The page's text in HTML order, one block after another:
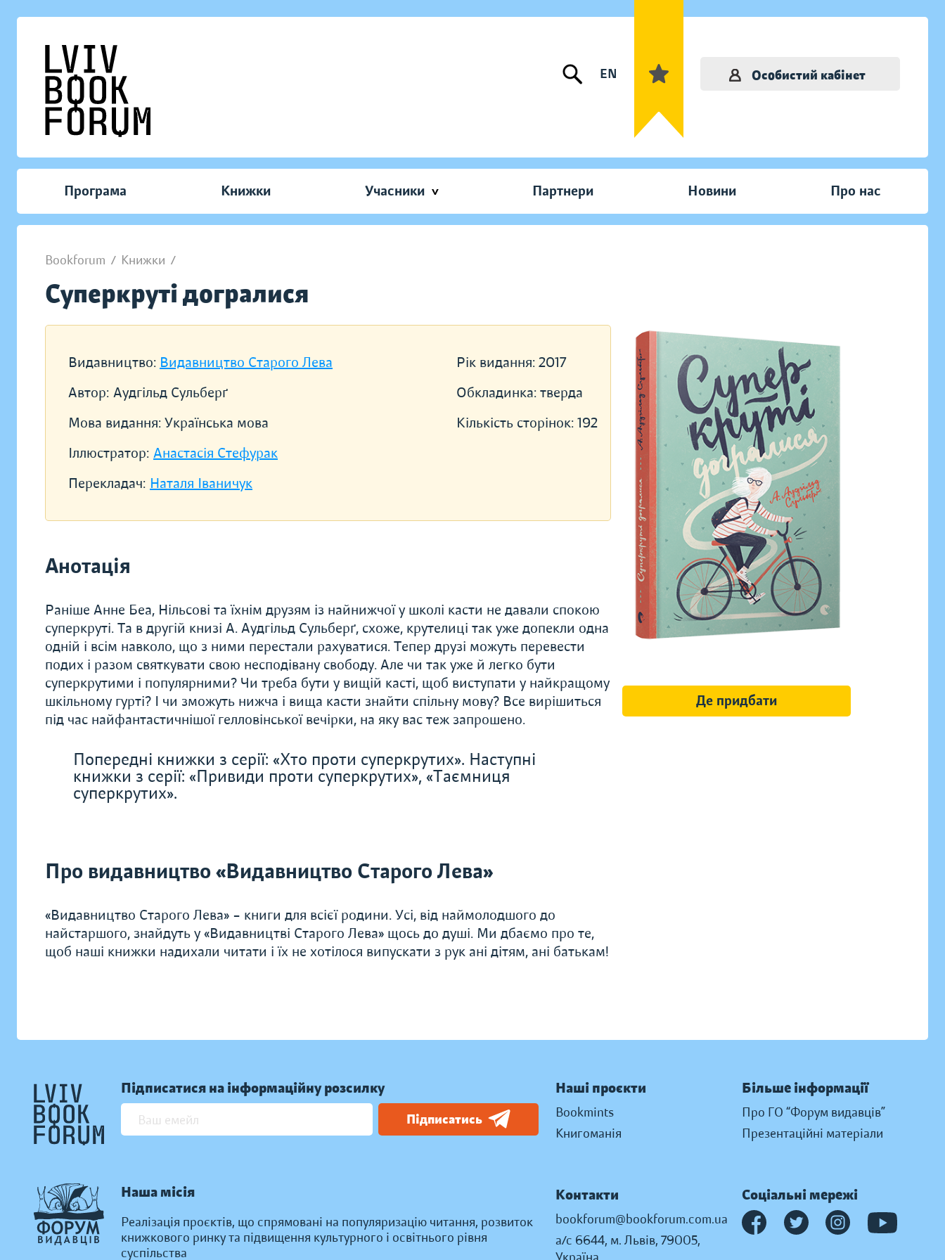
EN Особистий кабінет
Програма Книжки Учасники Партнери Новини Про нас
Bookforum / Книжки /
Суперкруті догралися
Видавництво: Видавництво Старого Лева
Автор: Аудгільд Сульберґ
Мова видання: Українська мова
Іллюстратор: Анастасія Стефурак
Перекладач: Наталя Іваничук
Рік видання: 2017
Обкладинка: тверда
Кількість сторінок: 192
Анотація
Раніше Анне Беа, Нільсові та їхнім друзям із найнижчої у школі касти не давали спокою
суперкруті. Та в другій книзі А. Аудгільд Сульберґ, схоже, крутелиці так уже допекли одна
одній і всім навколо, що з ними перестали рахуватися. Тепер друзі можуть перевести
подих і разом святкувати свою несподівану свободу. Але чи так уже й легко бути
суперкрутими і популярними? Чи треба бути у вищій касті, щоб виступати у найкращому
шкільному гурті? І чи зможуть нижча і вища касти знайти спільну мову? Все вирішиться
під час найфантастичнішої гелловінської вечірки, на яку вас теж запрошено.
Попередні книжки з серії: «Хто проти суперкрутих». Наступні
книжки з серії: «Привиди проти суперкрутих», «Таємниця
суперкрутих».
Про видавництво «Видавництво Старого Лева»
«Видавництво Старого Лева» – книги для всієї родини. Усі, від наймолодшого до
найстаршого, знайдуть у «Видавництві Старого Лева» щось до душі. Ми дбаємо про те,
щоб наші книжки надихали читати і їх не хотілося випускати з рук ані дітям, ані батькам!
Де придбати
Підписатися на інформаційну розсилку
Підписатись
Наша місія
Реалізація проєктів, що спрямовані на популяризацію читання, розвиток
книжкового ринку та підвищення культурного і освітнього рівня
суспільства
Наші проєкти
Bookmints
Книгоманія
Більше інформації
Про ГО “Форум видавців”
Презентаційні матеріали
Контакти
bookforum@bookforum.com.ua
а/с 6644, м. Львів, 79005,
Соціальні мережі